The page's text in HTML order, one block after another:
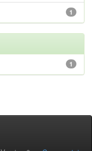
1
1